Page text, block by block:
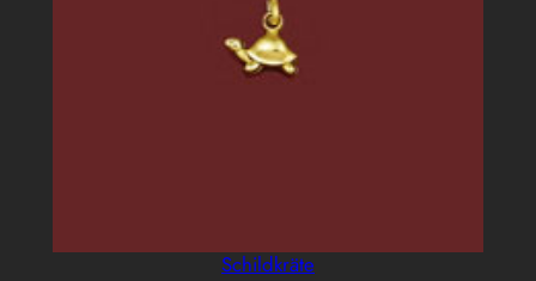
Schildkräte